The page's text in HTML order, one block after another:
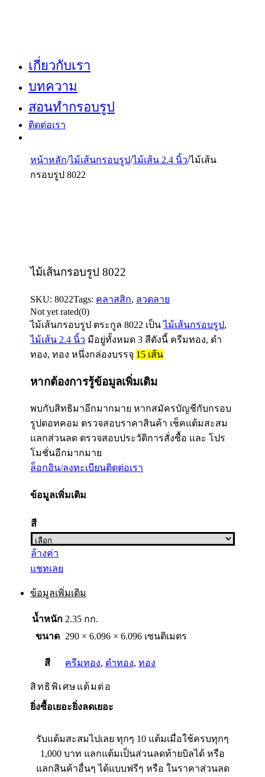
เกี่ยวกับเรา
บทความ
สอนทำกรอบรูป
ติดต่อเรา
หน้าหลัก/ไม้เส้นกรอบรูป/ไม้เส้น 2.4 นิ้ว/ไม้เส้น
กรอบรูป 8022
ไม้เส้นกรอบรูป 8022
SKU:8022Tags: คลาสสิก, ลวดลาย
Not yet rated(0)
ไม้เส้นกรอบรูป ตระกูล8022 เป็นไม้เส้นกรอบรูป,
ไม้เส้น 2.4 นิ้ว มีอยู่ทั้งหมด 3 สีดังนี้ ครีมทอง, ดำ
ทอง, ทอง หนึ่งกล่องบรรจุ 15 เส้น
หากต้องการรู้ข้อมูลเพิ่มเติม
พบกับสิทธิมาอีกมากมาย หากสมัครบัญชีกับกรอบ
รูปดอทคอม ตรวจสอบราคาสินค้า เช็คแต้มสะสม
แลกส่วนลด ตรวจสอบประวัติการสั่งซื้อ และ โปร
โมชั่นอีกมากมาย
ล็อกอิน/ลงทะเบียนติดต่อเรา
ข้อมูลเพิ่มเติม
สี
ล้างค่า
แชทเลย
ข้อมูลเพิ่มเติม
น้ำหนัก 2.35 กก.
ขนาด
290 × 6.096 × 6.096 เซนติเมตร
สี ครีมทอง, ดำทอง,ทอง
ยิ่งซื้อเยอะยิ่งลดเยอะ
สิทธิพิเศษแต้มต่อ
รับแต้มสะสมไปเลย ทุกๆ 10 แต้มเมื่อใช้ครบทุกๆ
1,000 บาท แลกแต้มเป็นส่วนลดท้ายบิลได้ หรือ
แลกสินค้าอื่นๆ ได้แบบฟรีๆ หรือ ในราคาส่วนลด